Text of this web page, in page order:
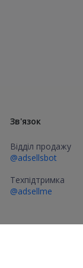
Зв'язок
Відділ продажу
@adsellsbot
Техпідтримка
@adsellme